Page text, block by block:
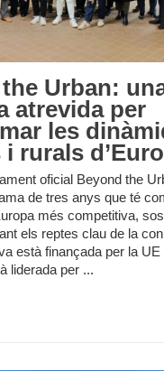
Urban:
atrevida per
les
rurals
oficial Beyond the
de tres anys que té
més competitiva,
els reptes clau de la
està finançada per la
liderada per ...